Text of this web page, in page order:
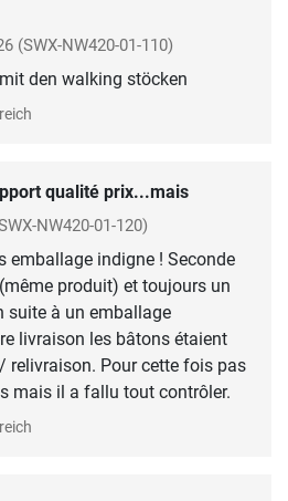
(SWX-NW420-01-110)
den walking stöcken
qualité prix...mais
NW420-01-120)
emballage indigne ! Seconde
produit) et toujours un
suite à un emballage
livraison les bâtons étaient
relivraison. Pour cette fois pas
mais il a fallu tout contrôler.